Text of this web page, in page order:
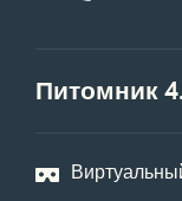
Питомник